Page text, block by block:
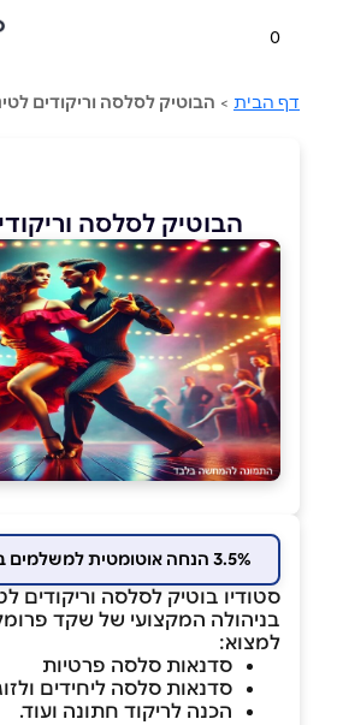
0
דף הבית > הבוטיק לסלסה וריקודים
הבוטיק לסלסה
3.5% הנחה אוטומטית למשלמים בכרטיס המועדון
סטודיו בוטיק לסלסה וריקודים
בניהולה המקצועי של שקד
למצוא:
סדנאות סלסה פרטיות
סדנאות סלסה ליחידים
הכנה לריקוד חתונה ועוד.